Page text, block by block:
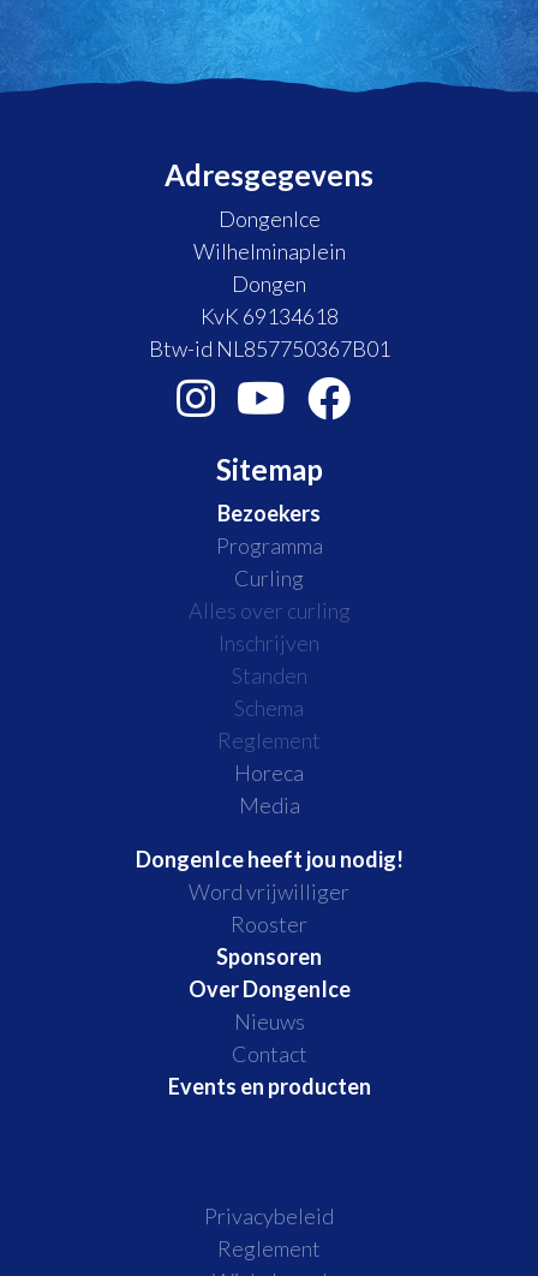
Adresgegevens
DongenIce
Wilhelminaplein
Dongen
KvK 69134618
Btw-id NL857750367B01
Sitemap
Bezoekers
Programma
Curling
Alles over curling
Inschrijven
Standen
Schema
Reglement
Horeca
Media
DongenIce heeft jou nodig!
Word vrijwilliger
Rooster
Sponsoren
Over DongenIce
Nieuws
Contact
Events en producten
Privacybeleid
Reglement